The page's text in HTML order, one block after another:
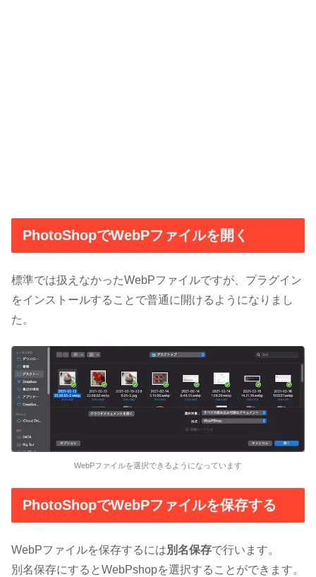
PhotoShopでWebPファイルを開く
標準では扱えなかったWebPファイルですが、プラグイン
をインストールすることで普通に開けるようになりまし
た。
WebPファイルを選択できるようになっています
PhotoShopでWebPファイルを保存する
WebPファイルを保存するには別名保存で行います。
別名保存にするとWebPshopを選択することができます。